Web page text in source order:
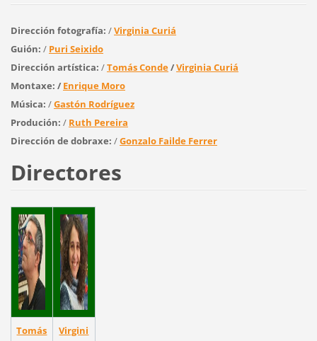
Dirección fotografía: /Virginia Curiá
Guión: / Puri Seixido
Dirección artística: /Tomás Conde/Virginia Curiá
Montaxe: / Enrique Moro
Música: /Gastón Rodríguez
Produción: / Ruth Pereira
Dirección de dobraxe: /Gonzalo Failde Ferrer
Directores
Tomás
Virgini